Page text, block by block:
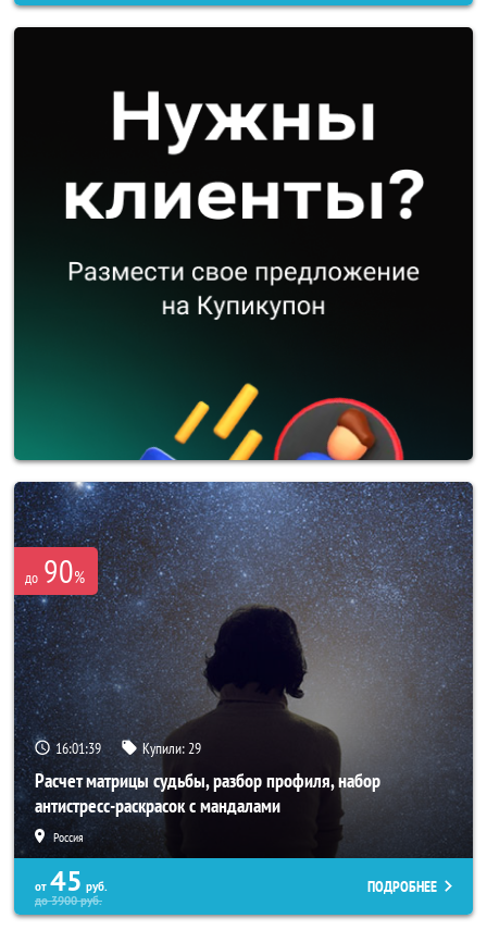
до 90%
16:01:37 Купили:29
Расчет матрицы судьбы, разбор профиля, набор
антистресс-раскрасок с мандалами
Россия
от 45 руб.
до3900руб.
ПОДРОБНЕЕ